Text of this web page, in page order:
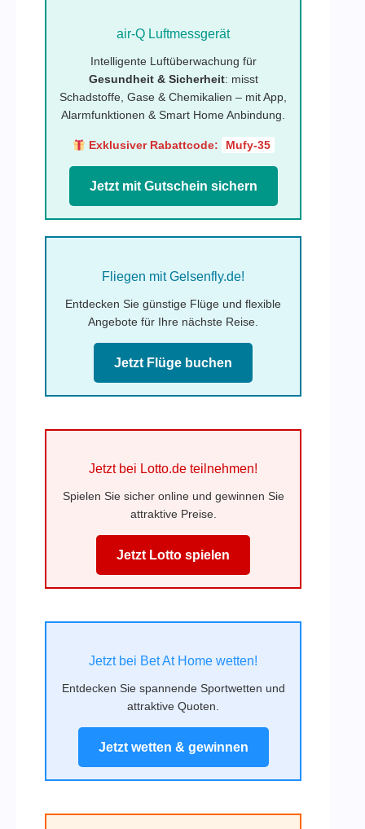
air-Q Luftmessgerät
Intelligente Luftüberwachung für
Gesundheit & Sicherheit: misst
Schadstoffe, Gase & Chemikalien – mit App,
Alarmfunktionen & Smart Home Anbindung.
Exklusiver Rabattcode: Mufy-35
Jetzt mit Gutschein sichern
Fliegen mit Gelsenfly.de!
Entdecken Sie günstige Flüge und flexible
Angebote für Ihre nächste Reise.
Jetzt Flüge buchen
Jetzt bei Lotto.de teilnehmen!
Spielen Sie sicher online und gewinnen Sie
attraktive Preise.
Jetzt Lotto spielen
Jetzt bei Bet At Home wetten!
Entdecken Sie spannende Sportwetten und
attraktive Quoten.
Jetzt wetten & gewinnen